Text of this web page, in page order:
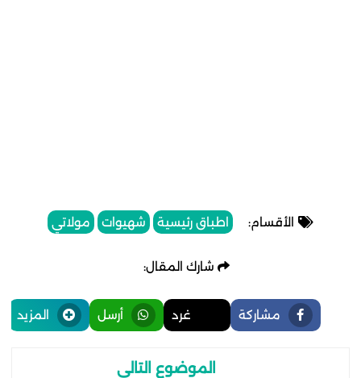
الأقسام: اطباق رئيسية شهيوات مولاتي
شارك المقال:
مشاركة غرد أرسل المزيد
الموضوع التالي